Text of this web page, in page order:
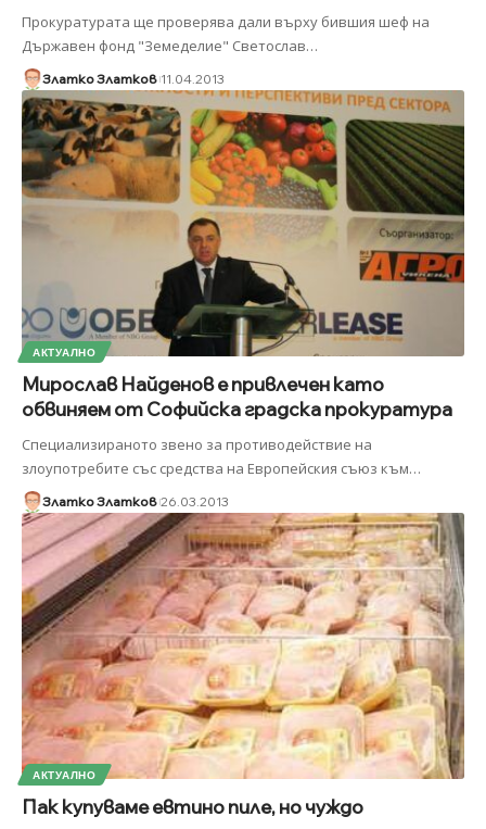
Прокуратурата ще проверява дали върху бившия шеф на
Държавен фонд "Земеделие" Светослав…
Златко Златков 11.04.2013
АКТУАЛНО
Мирослав Найденов е привлечен като
обвиняем от Софийска градска прокуратура
Специализираното звено за противодействие на
злоупотребите със средства на Европейския съюз към…
Златко Златков 26.03.2013
АКТУАЛНО
Пак купуваме евтино пиле, но чуждо